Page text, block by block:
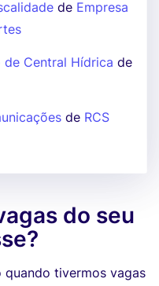
de Empresa
de Central Hídrica de
de RCS
do seu
quando tivermos vagas